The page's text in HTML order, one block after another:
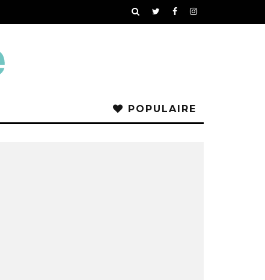
POPULAIRE